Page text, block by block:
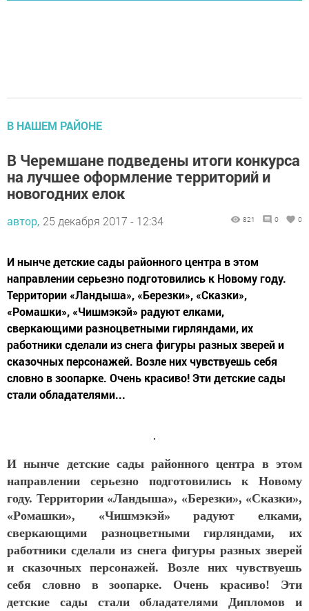
В НАШЕМ РАЙОНЕ
В Черемшане подведены итоги конкурса
на лучшее оформление территорий и
новогодних елок
автор, 25 декабря 2017 - 12:34 821 0 0
И нынче детские сады районного центра в этом
направлении серьезно подготовились к Новому году.
Территории «Ландыша», «Березки», «Сказки»,
«Ромашки», «Чишмэкэй» радуют елками,
сверкающими разноцветными гирляндами, их
работники сделали из снега фигуры разных зверей и
сказочных персонажей. Возле них чувствуешь себя
словно в зоопарке. Очень красиво! Эти детские сады
стали обладателями...
И нынче детские сады районного центра в этом
направлении серьезно подготовились к Новому
году. Территории «Ландыша», «Березки», «Сказки»,
«Ромашки», «Чишмэкэй» радуют елками,
сверкающими разноцветными гирляндами, их
работники сделали из снега фигуры разных зверей
и сказочных персонажей. Возле них чувствуешь
себя словно в зоопарке. Очень красиво! Эти
детские сады стали обладателями Дипломов и